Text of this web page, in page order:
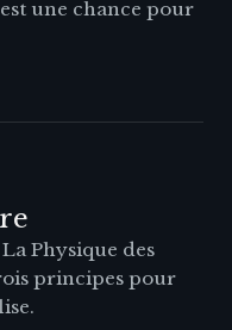
une chance pour
Physique des
principes pour